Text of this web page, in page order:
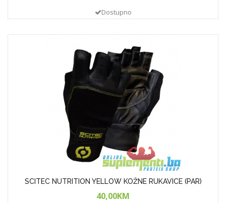
Dostupno
SCITEC NUTRITION YELLOW KOŽNE RUKAVICE (PAR)
40,00KM